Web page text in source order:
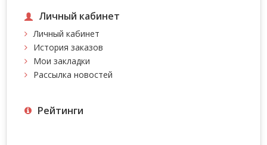
Личный кабинет
Личный кабинет
История заказов
Мои закладки
Рассылка новостей
Рейтинги